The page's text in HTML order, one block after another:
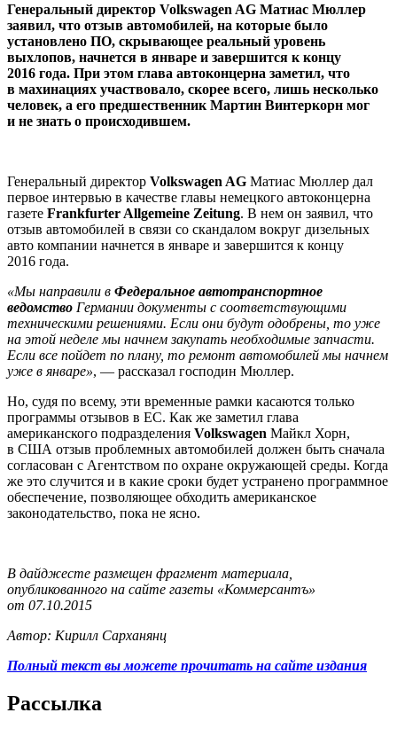
Генеральный директор Volkswagen AG Матиас Мюллер
заявил, что отзыв автомобилей, на которые было
установлено ПО, скрывающее реальный уровень
выхлопов, начнется в январе и завершится к концу
2016 года. При этом глава автоконцерна заметил, что
в махинациях участвовало, скорее всего, лишь несколько
человек, а его предшественник Мартин Винтеркорн мог
и не знать о происходившем.
Генеральный директор Volkswagen AG Матиас Мюллер дал
первое интервью в качестве главы немецкого автоконцерна
газете Frankfurter Allgemeine Zeitung. В нем он заявил, что
отзыв автомобилей в связи со скандалом вокруг дизельных
авто компании начнется в январе и завершится к концу
2016 года.
«Мы направили в Федеральное автотранспортное
ведомство Германии документы с соответствующими
техническими решениями. Если они будут одобрены, то уже
на этой неделе мы начнем закупать необходимые запчасти.
Если все пойдет по плану, то ремонт автомобилей мы начнем
уже в январе», — рассказал господин Мюллер.
Но, судя по всему, эти временные рамки касаются только
программы отзывов в ЕС. Как же заметил глава
американского подразделения Volkswagen Майкл Хорн,
в США отзыв проблемных автомобилей должен быть сначала
согласован с Агентством по охране окружающей среды. Когда
же это случится и в какие сроки будет устранено программное
обеспечение, позволяющее обходить американское
законодательство, пока не ясно.
В дайджесте размещен фрагмент материала,
опубликованного на сайте газеты «Коммерсантъ»
от 07.10.2015
Автор: Кирилл Сарханянц
Полный текст вы можете прочитать на сайте издания
Рассылка